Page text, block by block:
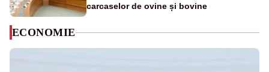
carcaselor de ovine și bovine
ECONOMIE